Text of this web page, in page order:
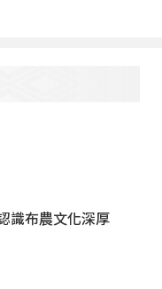
識布農文化深厚